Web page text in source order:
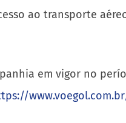
ao transporte
em vigor no